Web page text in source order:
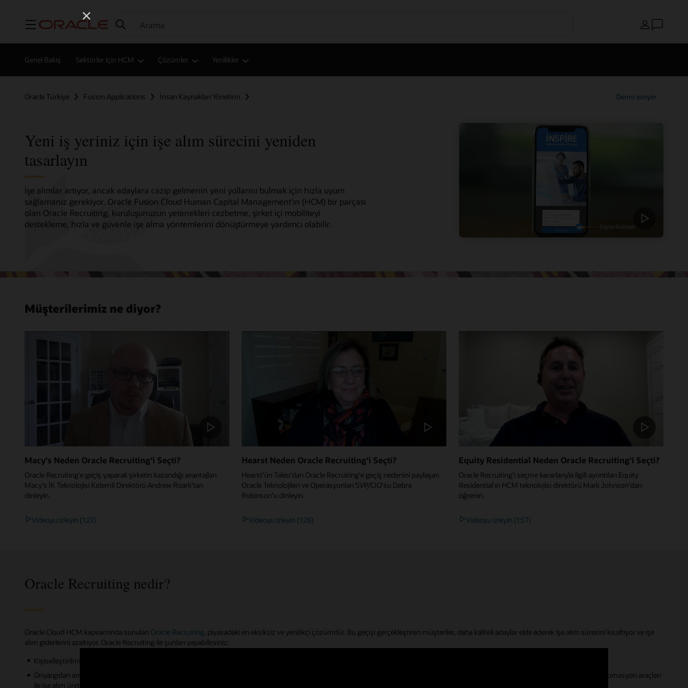
Menü Ülke
Genel Bakış Sektörler için HCM Çözümler Yenilikler
Oracle Türkiye Fusion Applications İnsan Kaynakları Yönetimi Demo isteyin
Yeni iş yeriniz için işe alım sürecini yeniden
tasarlayın
İşe alımlar artıyor, ancak adaylara cazip gelmenin yeni yollarını bulmak için hızla uyum
sağlamanız gerekiyor. Oracle Fusion Cloud Human Capital Management'ın (HCM) bir parçası
olan Oracle Recruiting, kuruluşunuzun yetenekleri cezbetme, şirket içi mobiliteyi
destekleme, hızla ve güvenle işe alma yöntemlerini dönüştürmeye yardımcı olabilir.
Müşterilerimiz ne diyor?
Macy's Neden Oracle Recruiting'i Seçti?
Oracle Recruiting'e geçiş yaparak şirketin kazandığı avantajları
Macy's İK Teknolojisi Kıdemli Direktörü Andrew Roark'tan
dinleyin.
Videoyu izleyin (1:22)
Hearst Neden Oracle Recruiting'i Seçti?
Hearst'ün Taleo'dan Oracle Recruiting'e geçiş nedenini paylaşan
Oracle Teknolojileri ve Operasyonları SVP/CIO'su Debra
Robinson'u dinleyin.
Videoyu izleyin (1:28)
Equity Residential Neden Oracle Recruiting'i Seçti?
Oracle Recruiting'i seçme kararlarıyla ilgili ayrıntıları Equity
Residential'ın HCM teknolojisi direktörü Mark Johnson'dan
öğrenin.
Videoyu izleyin (1:57)
Oracle Recruiting nedir?
Oracle Cloud HCM kapsamında sunulan Oracle Recruiting, piyasadaki en eksiksiz ve yenilikçi çözümdür. Bu geçişi gerçekleştiren müşteriler, daha kaliteli adaylar elde ederek işe alım süresini kısaltıyor ve işe
alım giderlerini azaltıyor. Oracle Recruiting ile şunları yapabilirsiniz:
Kişiselleştirilmiş kariyer siteleri, yerel işe alım pazarlama kampanyaları ve akıllı dijital asistanlarla farklı istihdam türlerine göre uyarlanmış aday deneyimleri tasarlayın.
Önyargıdan arınmış aday önerileri, gelecekteki işe alım sonuçlarını tahmin eden analitik ve iş oluşturma, görüşme takvimi oluşturma, iş akışı tamamlama ve diğer adımları kolaylaştıran otomasyon araçları
ile işe alım üretkenliğini her yerden sürdürün.